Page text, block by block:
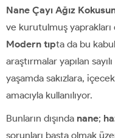
Nane Çayı Ağız
ve kurutulmuş
Modern tıpta da bu
araştırmalar yapılan
yaşamda sakızlara,
amacıyla kullanılıyor.
Bunların dışında nane;
sorunları başta olmak